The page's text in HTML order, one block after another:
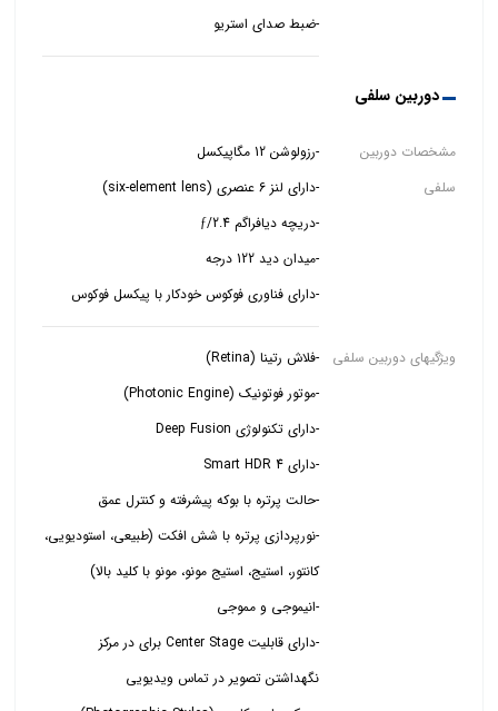
-ضبط صدای استریو
دوربین سلفی
مشخصات دوربین
سلفی
-دارای لنز 6 عنصری (six‑element lens)
-میدان دید 122 درجه
-دارای فناوری فوکوس خودکار با پیکسل فوکوس
ویژگیهای دوربین سلفی
-فلاش رتینا (Retina)
-موتور فوتونیک (Photonic Engine)
-دارای تکنولوژی Deep Fusion
-نورپردازی پرتره با شش افکت (طبیعی، استودیویی،
کانتور، استیج، استیج مونو، مونو با کلید بالا)
-دارای قابلیت Center Stage برای در مرکز